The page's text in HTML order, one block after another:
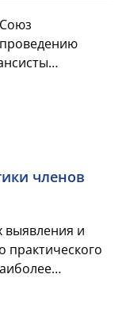
Тюмень...
членов
выявления и
практического